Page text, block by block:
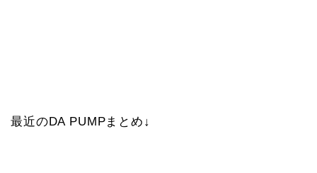
最近のDA PUMPまとめ↓